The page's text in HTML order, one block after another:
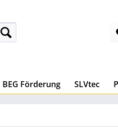
BEG Förderung SLVtec